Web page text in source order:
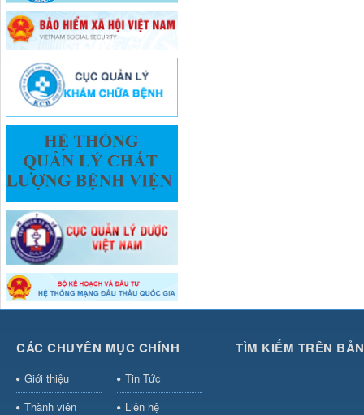
CÁC CHUYÊN MỤC CHÍNH
Giới thiệu
Tin Tức
Thành viên
Liên hệ
TÌM KIẾM TRÊN